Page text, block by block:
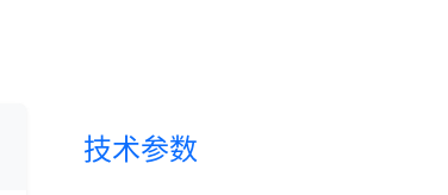
技术参数